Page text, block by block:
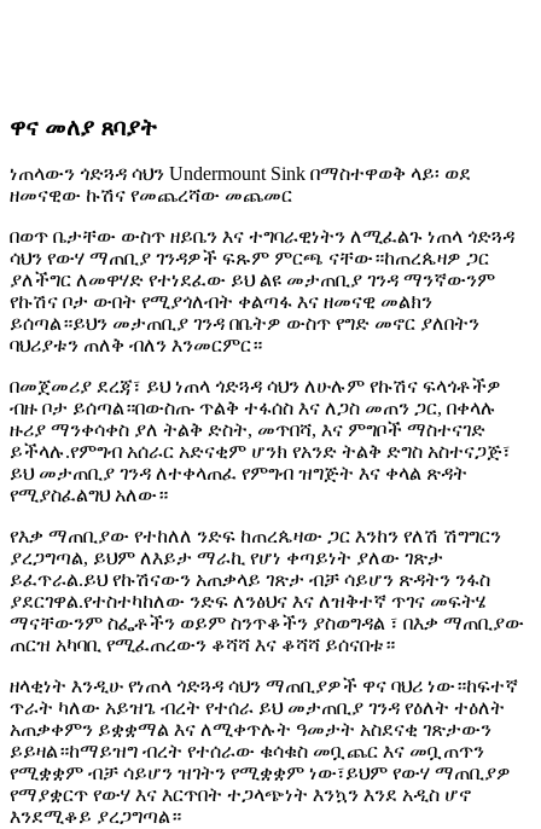
ዋና መለያ ጸባያት
ነጠላውን ጎድጓዳ ሳህን Undermount Sink በማስተዋወቅ ላይ፡ ወደ
ዘመናዊው ኩሽና የመጨረሻው መጨመር
በወጥ ቤታቸው ውስጥ ዘይቤን እና ተግባራዊነትን ለሚፈልጉ ነጠላ ጎድጓዳ
ሳህን የውሃ ማጠቢያ ገንዳዎች ፍጹም ምርጫ ናቸው።ከጠረጴዛዎ ጋር
ያለችግር ለመዋሃድ የተነደፈው ይህ ልዩ መታጠቢያ ገንዳ ማንኛውንም
የኩሽና ቦታ ውበት የሚያጎለብት ቀልጣፋ እና ዘመናዊ መልክን
ይሰጣል።ይህን መታጠቢያ ገንዳ በቤትዎ ውስጥ የግድ መኖር ያለበትን
ባህሪያቱን ጠለቅ ብለን እንመርምር።
በመጀመሪያ ደረጃ፣ ይህ ነጠላ ጎድጓዳ ሳህን ለሁሉም የኩሽና ፍላጎቶችዎ
ብዙ ቦታ ይሰጣል።በውስጡ ጥልቅ ተፋሰስ እና ለጋስ መጠን ጋር, በቀላሉ
ዙሪያ ማንቀሳቀስ ያለ ትልቅ ድስት, መጥበሻ, እና ምግቦች ማስተናገድ
ይችላሉ.የምግብ አሰራር አድናቂም ሆንክ የአንድ ትልቅ ድግስ አስተናጋጅ፣
ይህ መታጠቢያ ገንዳ ለተቀላጠፈ የምግብ ዝግጅት እና ቀላል ጽዳት
የሚያስፈልግህ አለው።
የእቃ ማጠቢያው የተከለለ ንድፍ ከጠረጴዛው ጋር እንከን የለሽ ሽግግርን
ያረጋግጣል, ይህም ለእይታ ማራኪ የሆነ ቀጣይነት ያለው ገጽታ
ይፈጥራል.ይህ የኩሽናውን አጠቃላይ ገጽታ ብቻ ሳይሆን ጽዳትን ንፋስ
ያደርገዋል.የተስተካከለው ንድፍ ለንፅህና እና ለዝቅተኛ ጥገና መፍትሄ
ማናቸውንም ስፌቶችን ወይም ስንጥቆችን ያስወግዳል ፣ በእቃ ማጠቢያው
ጠርዝ አካባቢ የሚፈጠረውን ቆሻሻ እና ቆሻሻ ይሰናበቱ።
ዘላቂነት እንዲሁ የነጠላ ጎድጓዳ ሳህን ማጠቢያዎች ዋና ባህሪ ነው።ከፍተኛ
ጥራት ካለው አይዝጌ ብረት የተሰራ ይህ መታጠቢያ ገንዳ የዕለት ተዕለት
አጠቃቀምን ይቋቋማል እና ለሚቀጥሉት ዓመታት አስደናቂ ገጽታውን
ይይዛል።ከማይዝግ ብረት የተሰራው ቁሳቁስ መቧጨር እና መቧጠጥን
የሚቋቋም ብቻ ሳይሆን ዝገትን የሚቋቋም ነው፣ይህም የውሃ ማጠቢያዎ
የማያቋርጥ የውሃ እና እርጥበት ተጋላጭነት እንኳን እንደ አዲስ ሆኖ
እንደሚቆይ ያረጋግጣል።